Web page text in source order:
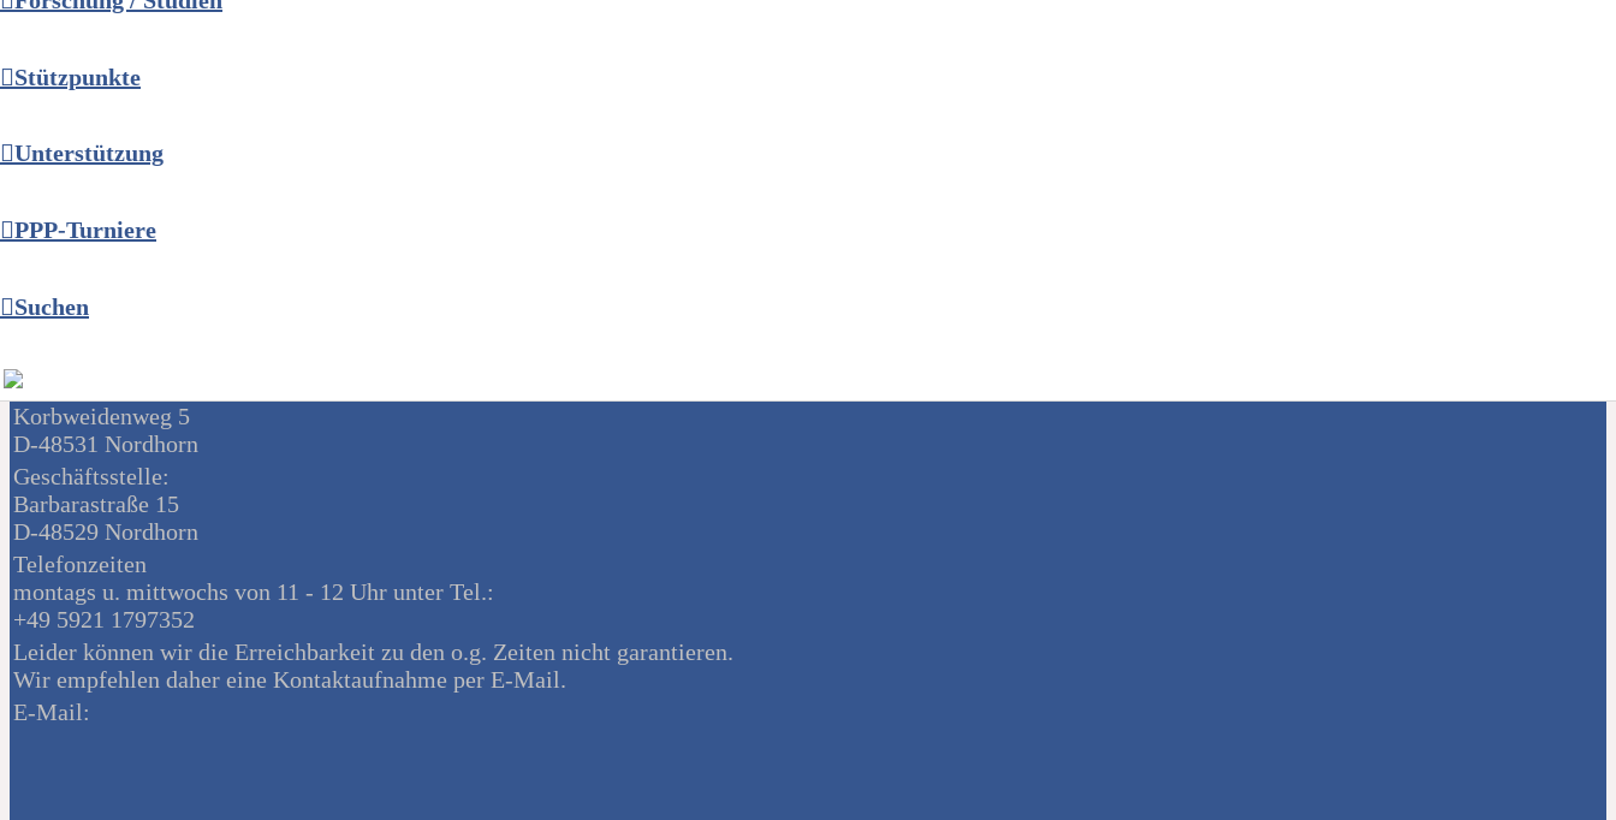
Stützpunkte
Unterstützung
PPP-Turniere
Suchen
Postanschrift:
Korbweidenweg 5
D-48531 Nordhorn
Geschäftsstelle:
Barbarastraße 15
D-48529 Nordhorn
Telefonzeiten
montags u. mittwochs von 11 - 12 Uhr unter Tel.:
+49 5921 1797352
Leider können wir die Erreichbarkeit zu den o.g. Zeiten nicht garantieren.
Wir empfehlen daher eine Kontaktaufnahme per E-Mail.
E-Mail: